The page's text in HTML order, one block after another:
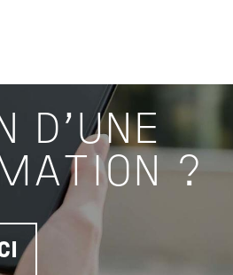
D'UNE
?